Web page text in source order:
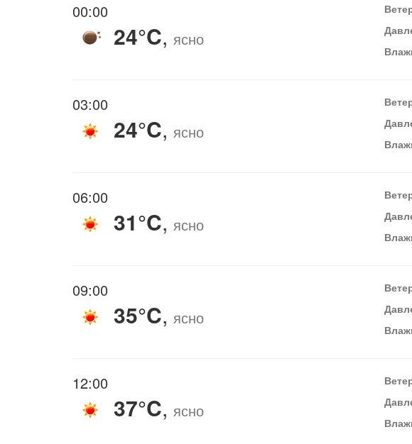
00:00
24°C, ясно
03:00
24°C, ясно
06:00
31°C, ясно
09:00
35°C, ясно
12:00
37°C, ясно